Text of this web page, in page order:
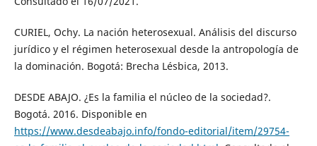
CURIEL, Ochy. La nación heterosexual. Análisis del discurso
jurídico y el régimen heterosexual desde la antropología de
la dominación. Bogotá: Brecha Lésbica, 2013.
DESDE ABAJO. ¿Es la familia el núcleo de la sociedad?.
Bogotá. 2016. Disponible en
https://www.desdeabajo.info/fondo-editorial/item/29754-